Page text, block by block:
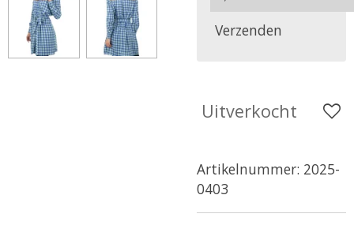
Verzenden
Uitverkocht
Artikelnummer: 2025-
0403